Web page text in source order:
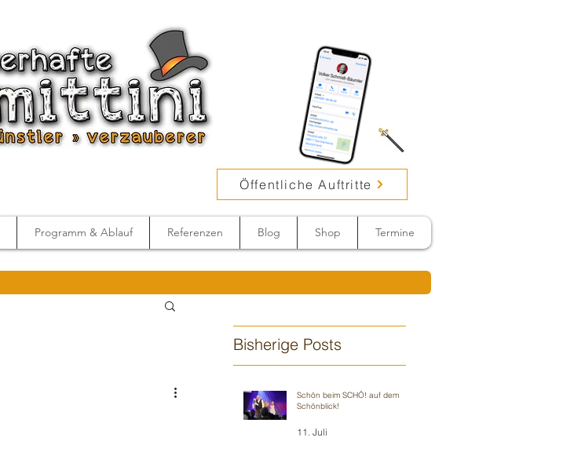
Öffentliche Auftritte
Programm & Ablauf Referenzen Blog Shop Termine
Bisherige Posts
Schön beim SCHÖ! auf dem
Schönblick!
11. Juli